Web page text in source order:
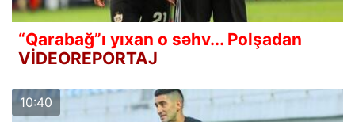
“Qarabağ”ı yıxan o səhv... Polşadan
VİDEOREPORTAJ
10:40